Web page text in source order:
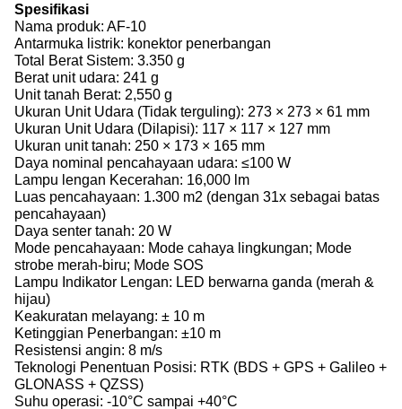
Spesifikasi
Nama produk: AF-10
Antarmuka listrik: konektor penerbangan
Total Berat Sistem: 3.350 g
Berat unit udara: 241 g
Unit tanah Berat: 2,550 g
Ukuran Unit Udara (Tidak terguling): 273 × 273 × 61 mm
Ukuran Unit Udara (Dilapisi): 117 × 117 × 127 mm
Ukuran unit tanah: 250 × 173 × 165 mm
Daya nominal pencahayaan udara: ≤100 W
Lampu lengan Kecerahan: 16,000 lm
Luas pencahayaan: 1.300 m2 (dengan 31x sebagai batas
pencahayaan)
Daya senter tanah: 20 W
Mode pencahayaan: Mode cahaya lingkungan; Mode
strobe merah-biru; Mode SOS
Lampu Indikator Lengan: LED berwarna ganda (merah &
hijau)
Keakuratan melayang: ± 10 m
Ketinggian Penerbangan: ±10 m
Resistensi angin: 8 m/s
Teknologi Penentuan Posisi: RTK (BDS + GPS + Galileo +
GLONASS + QZSS)
Suhu operasi: -10°C sampai +40°C